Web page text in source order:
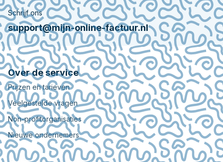
Schrijf ons
support@mijn-online-factuur.nl
Over de service
Prijzen en tarieven
Veelgestelde vragen
Non-profitorganisaties
Nieuwe ondernemers